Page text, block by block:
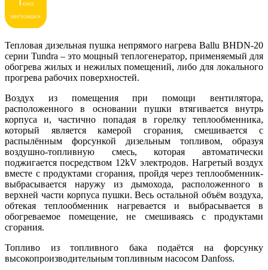
Тепловая дизельная пушка непрямого нагрева Ballu BHDN-20
серии Tundra – это мощный теплогенератор, применяемый для
обогрева жилых и нежилых помещений, либо для локального
прогрева рабочих поверхностей.
Воздух из помещения при помощи вентилятора,
расположенного в основании пушки втягивается внутрь
корпуса и, частично попадая в горелку теплообменника,
который является камерой сгорания, смешивается с
распылённым форсункой дизельным топливом, образуя
воздушно-топливную смесь, которая автоматически
поджигается посредством 12kV электродов. Нагретый воздух
вместе с продуктами сгорания, пройдя через теплообменник-
выбрасывается наружу из дымохода, расположенного в
верхней части корпуса пушки. Весь остальной объём воздуха,
обтекая теплообменник нагревается и выбрасывается в
обогреваемое помещение, не смешиваясь с продуктами
сгорания.
Топливо из топливного бака подаётся на форсунку
высокопроизводительным топливным насосом Danfoss.